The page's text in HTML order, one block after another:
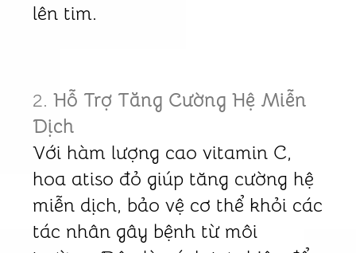
lên tim.
2. Hỗ Trợ Tăng Cường Hệ Miễn
Dịch
Với hàm lượng cao vitamin C,
hoa atiso đỏ giúp tăng cường hệ
miễn dịch, bảo vệ cơ thể khỏi các
tác nhân gây bệnh từ môi